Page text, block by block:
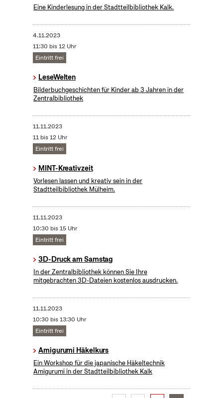
Eine Kinderlesung in der Stadtteilbibliothek Kalk.
4.11.2023
11:30 bis 12 Uhr
Eintritt frei
LeseWelten
Bilderbuchgeschichten für Kinder ab 3 Jahren in der
Zentralbibliothek
11.11.2023
11 bis 12 Uhr
Eintritt frei
MINT-Kreativzeit
Vorlesen lassen und kreativ sein in der
Stadtteilbibliothek Mülheim.
11.11.2023
10:30 bis 15 Uhr
Eintritt frei
3D-Druck am Samstag
In der Zentralbibliothek können Sie Ihre
mitgebrachten 3D-Dateien kostenlos ausdrucken.
11.11.2023
10:30 bis 13:30 Uhr
Eintritt frei
Amigurumi Häkelkurs
Ein Workshop für die japanische Häkeltechnik
Amigurumi in der Stadtteilbibliothek Kalk